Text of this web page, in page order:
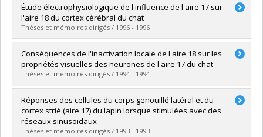
Graduate :Marois, Annecy
Cycle :Master's
Grade :M. Sc.
Lien vers le document dans Papyrus
Étude électrophysiologique de l'influence de l'aire 17 sur
l'aire 18 du cortex cérébral du chat
Thèses et mémoires dirigés / 1996 - 1996
Graduate :Chabli, Allal
Cycle :Doctoral
Grade :Ph. D.
Lien vers le document dans Papyrus
Conséquences de l'inactivation locale de l'aire 18 sur les
propriétés visuelles des neurones de l'aire 17 du chat
Thèses et mémoires dirigés / 1994 - 1994
Graduate :Nault, Brigitte
Cycle : Master's
Grade :M. Sc.
Lien vers le document dans Papyrus
Réponses des cellules du corps genouillé latéral et du
cortex strié (aire 17) du lapin lorsque stimulées avec des
réseaux sinusoïdaux
Thèses et mémoires dirigés / 1993 - 1993